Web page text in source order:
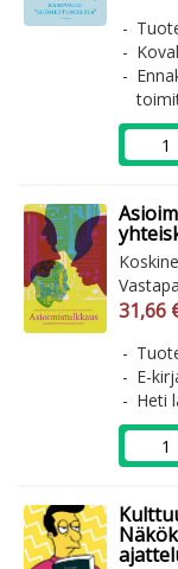
31,66
E-
Heti